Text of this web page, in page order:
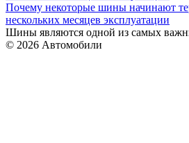
Почему некоторые шины начинают
нескольких месяцев эксплуатации
Шины являются одной из самых
© 2026 Автомобили